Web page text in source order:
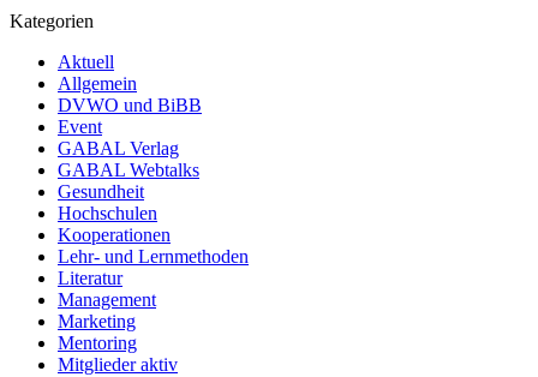
Kategorien
Aktuell
Allgemein
DVWO und BiBB
Event
GABAL Verlag
GABAL Webtalks
Gesundheit
Hochschulen
Kooperationen
Lehr- und Lernmethoden
Literatur
Management
Marketing
Mentoring
Mitglieder aktiv